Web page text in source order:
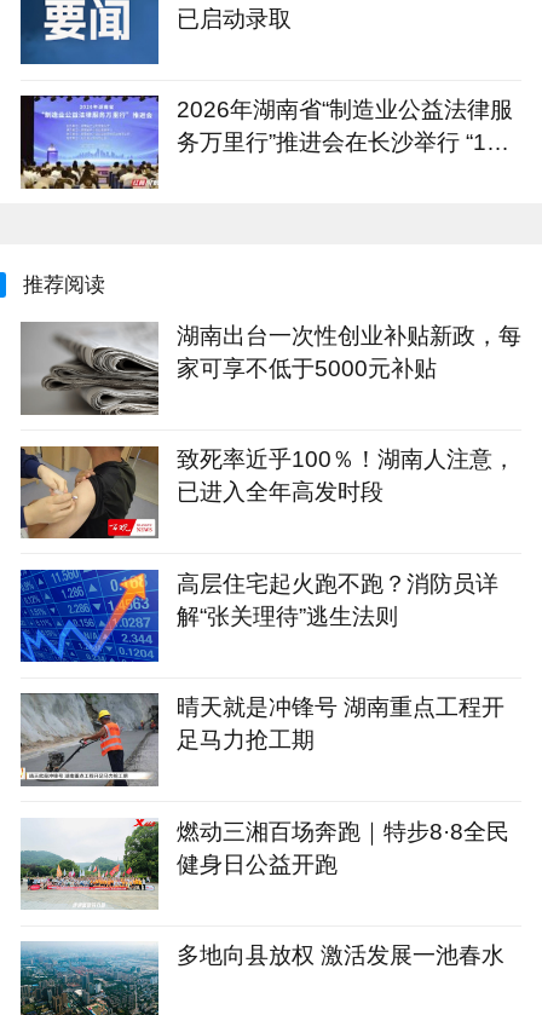
已启动录取
2026年湖南省“制造业公益法律服
务万里行”推进会在长沙举行 “1+4
推荐阅读
湖南出台一次性创业补贴新政，每
家可享不低于5000元补贴
致死率近乎100％！湖南人注意，
已进入全年高发时段
高层住宅起火跑不跑？消防员详
解“张关理待”逃生法则
晴天就是冲锋号 湖南重点工程开
足马力抢工期
燃动三湘百场奔跑｜特步8·8全民
健身日公益开跑
多地向县放权 激活发展一池春水